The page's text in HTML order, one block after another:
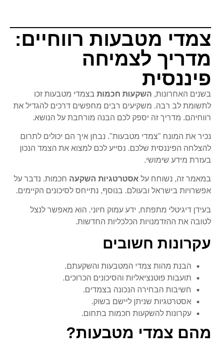
צמדי מטבעות רווחיים:
מדריך לצמיחה
פיננסית
בשנים האחרונות, השקעות חכמות בצמדי מטבעות זכו
לתשומת לב רבה. משקיעים רבים מחפשים דרכים להגדיל את
רווחיהם. מדריך זה יספק לכם הבנה מורחבת על הנושא.
נכיר את המונח "צמדי מטבעות". נבחן איך הם יכולים לתרום
להצלחה הפיננסית שלכם. נסייע לכם למצוא את הצמד הנכון
בעזרת מידע שימושי.
במאמר זה, נשוחח על אסטרטגיות השקעה חכמות. נדבר על
אפשרויות בישראל ובעולם. בנוסף, נתייחס לסיכונים הקיימים.
בעידן דיגיטלי מתפתח, ידע עמוק חיוני. הוא מאפשר לנצל
לטובה את ההזדמנויות הכלכליות החדשות.
עקרונות חשובים
הבנת מהות צמדי המטבעות והשקעתם.
תועבות פוטנציאליות והסיכונים הכרוכים.
חשיבות הבחירה הנכונה בצמדים.
אסטרטגיות שניתן ליישם בשוק.
עקרונות להשקעות חכמות בתחום.
מהם צמדי מטבעות?